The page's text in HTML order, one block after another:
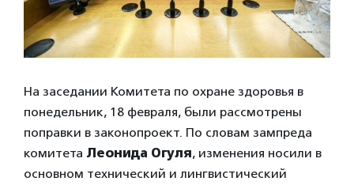
На заседании Комитета по охране здоровья в
понедельник, 18 февраля, были рассмотрены
поправки в законопроект. По словам зампреда
комитета Леонида Огуля, изменения носили в
основном технический и лингвистический